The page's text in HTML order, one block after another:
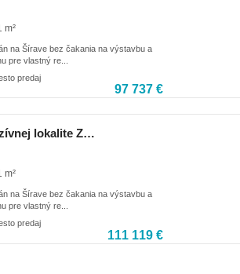
m²
na Šírave bez čakania na výstavbu a
pre vlastný re...
predaj
97 737 €
2-izbové apartmány v exkluzívnej lokalite Zemplínskej Šíravy
m²
na Šírave bez čakania na výstavbu a
pre vlastný re...
predaj
111 119 €